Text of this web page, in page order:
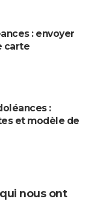
: envoyer
carte
:
et modèle de
nous ont